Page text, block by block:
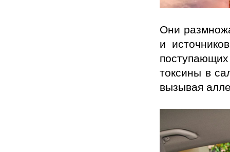
Они
и
токсины в
вызывая